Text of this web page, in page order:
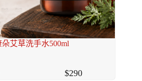
朵艾草洗手水500ml
290